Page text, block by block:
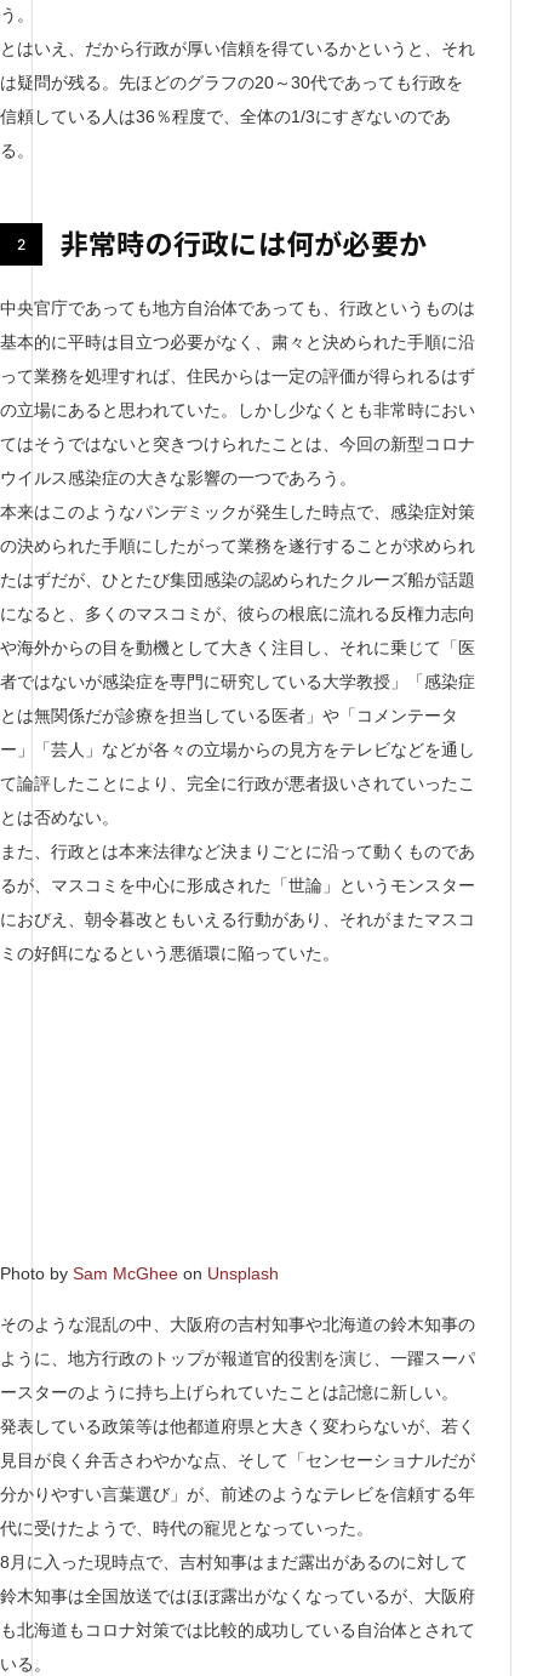
う。
とはいえ、だから行政が厚い信頼を得ているかというと、それ
は疑問が残る。先ほどのグラフの20～30代であっても行政を
信頼している人は36％程度で、全体の1/3にすぎないのであ
る。
非常時の行政には何が必要か
中央官庁であっても地方自治体であっても、行政というものは
基本的に平時は目立つ必要がなく、粛々と決められた手順に沿
って業務を処理すれば、住民からは一定の評価が得られるはず
の立場にあると思われていた。しかし少なくとも非常時におい
てはそうではないと突きつけられたことは、今回の新型コロナ
ウイルス感染症の大きな影響の一つであろう。
本来はこのようなパンデミックが発生した時点で、感染症対策
の決められた手順にしたがって業務を遂行することが求められ
たはずだが、ひとたび集団感染の認められたクルーズ船が話題
になると、多くのマスコミが、彼らの根底に流れる反権力志向
や海外からの目を動機として大きく注目し、それに乗じて「医
者ではないが感染症を専門に研究している大学教授」「感染症
とは無関係だが診療を担当している医者」や「コメンテータ
ー」「芸人」などが各々の立場からの見方をテレビなどを通し
て論評したことにより、完全に行政が悪者扱いされていったこ
とは否めない。
また、行政とは本来法律など決まりごとに沿って動くものであ
るが、マスコミを中心に形成された「世論」というモンスター
におびえ、朝令暮改ともいえる行動があり、それがまたマスコ
ミの好餌になるという悪循環に陥っていた。
Photo bySam McGhee on Unsplash
そのような混乱の中、大阪府の吉村知事や北海道の鈴木知事の
ように、地方行政のトップが報道官的役割を演じ、一躍スーパ
ースターのように持ち上げられていたことは記憶に新しい。
発表している政策等は他都道府県と大きく変わらないが、若く
見目が良く弁舌さわやかな点、そして「センセーショナルだが
分かりやすい言葉選び」が、前述のようなテレビを信頼する年
代に受けたようで、時代の寵児となっていった。
8月に入った現時点で、吉村知事はまだ露出があるのに対して
鈴木知事は全国放送ではほぼ露出がなくなっているが、大阪府
も北海道もコロナ対策では比較的成功している自治体とされて
いる。